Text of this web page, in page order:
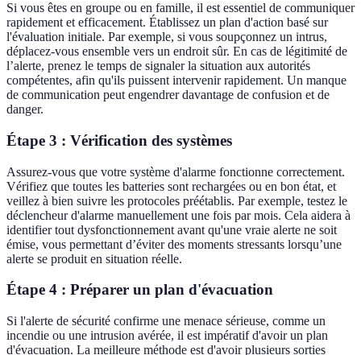
Si vous êtes en groupe ou en famille, il est essentiel de communiquer
rapidement et efficacement. Établissez un plan d'action basé sur
l'évaluation initiale. Par exemple, si vous soupçonnez un intrus,
déplacez-vous ensemble vers un endroit sûr. En cas de légitimité de
l’alerte, prenez le temps de signaler la situation aux autorités
compétentes, afin qu'ils puissent intervenir rapidement. Un manque
de communication peut engendrer davantage de confusion et de
danger.
Étape 3 : Vérification des systèmes
Assurez-vous que votre système d'alarme fonctionne correctement.
Vérifiez que toutes les batteries sont rechargées ou en bon état, et
veillez à bien suivre les protocoles préétablis. Par exemple, testez le
déclencheur d'alarme manuellement une fois par mois. Cela aidera à
identifier tout dysfonctionnement avant qu'une vraie alerte ne soit
émise, vous permettant d’éviter des moments stressants lorsqu’une
alerte se produit en situation réelle.
Étape 4 : Préparer un plan d'évacuation
Si l'alerte de sécurité confirme une menace sérieuse, comme un
incendie ou une intrusion avérée, il est impératif d'avoir un plan
d'évacuation. La meilleure méthode est d'avoir plusieurs sorties